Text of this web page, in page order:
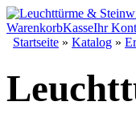
WarenkorbKasseIhr
Startseite » Katalog »